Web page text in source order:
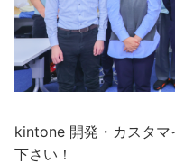
kintone 開発・カスタマ
下さい！